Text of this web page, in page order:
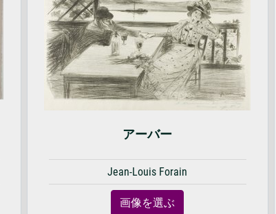
アーバー
Jean-Louis Forain
画像を選ぶ